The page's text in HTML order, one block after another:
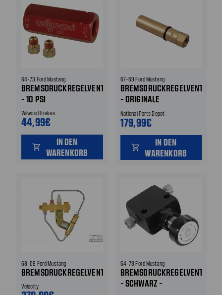
64-73 Ford Mustang
BREMSDRUCKREGELVENTIL
- 10 PSI
Wilwood Brakes
44,99€
shopping_cart
IN DEN
WARENKORB
67-69 Ford Mustang
BREMSDRUCKREGELVENTIL
- ORIGINALE
REPRODUKTION -
SCHEIBENBREMSE
National Parts Depot
179,99€
shopping_cart
IN DEN
WARENKORB
68-69 Ford Mustang
BREMSDRUCKREGELVENTIL
Velocity
64-73 Ford Mustang
BREMSDRUCKREGELVENTIL
- SCHWARZ -